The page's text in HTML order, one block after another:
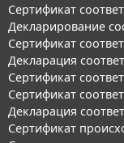
Сертификат
Декларирование
Сертификат
Декларация
Сертификат
Сертификат
Декларация
Сертификат